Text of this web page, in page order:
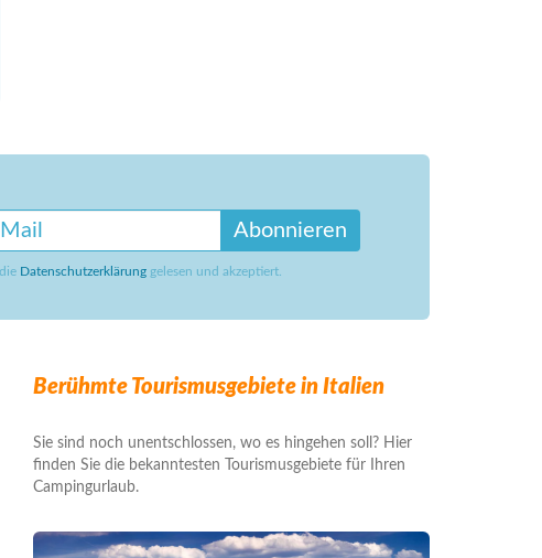
Abonnieren
Datenschutzerklärunggelesen und akzeptiert.
Berühmte Tourismusgebiete in Italien
Sie sind noch unentschlossen, wo es hingehen soll? Hier
finden Sie die bekanntesten Tourismusgebiete für Ihren
Campingurlaub.